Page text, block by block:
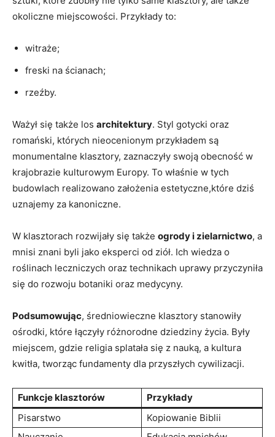
okoliczne miejscowości. Przykłady to:
witraże;
freski na ścianach;
rzeźby.
Ważył się także los architektury. Styl gotycki oraz
romański, których nieocenionym przykładem są
monumentalne klasztory, zaznaczyły swoją obecność w
krajobrazie kulturowym Europy. To właśnie w tych
budowlach realizowano założenia estetyczne,które dziś
uznajemy za kanoniczne.
W klasztorach rozwijały się także ogrody i zielarnictwo, a
mnisi znani byli jako eksperci od ziół. Ich wiedza o
roślinach leczniczych oraz technikach uprawy przyczyniła
się do rozwoju botaniki oraz medycyny.
Podsumowując, średniowieczne klasztory stanowiły
ośrodki, które łączyły różnorodne dziedziny życia. Były
miejscem, gdzie religia splatała się z nauką, a kultura
kwitła, tworząc fundamenty dla przyszłych cywilizacji.
Funkcje klasztorów
Przykłady
Pisarstwo
Kopiowanie Biblii